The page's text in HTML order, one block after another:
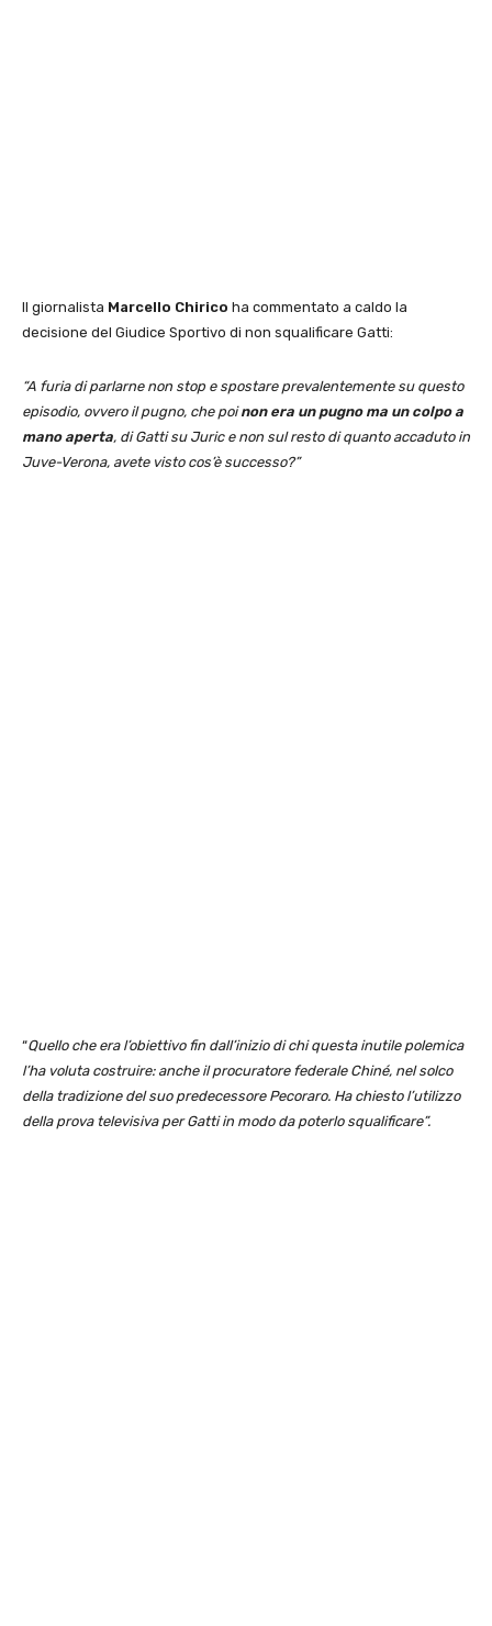
Il giornalista Marcello Chirico ha commentato a caldo la
decisione del Giudice Sportivo di non squalificare Gatti:
“A furia di parlarne non stop e spostare prevalentemente su questo
episodio, ovvero il pugno, che poinon era un pugno ma un colpo a
mano aperta, di Gatti su Juric e non sul resto di quanto accaduto in
Juve-Verona, avete visto cos’è successo?”
“Quello che era l’obiettivo fin dall’inizio di chi questa inutile polemica
l’ha voluta costruire: anche il procuratore federale Chiné, nel solco
della tradizione del suo predecessore Pecoraro. Ha chiesto l’utilizzo
della prova televisiva per Gatti in modo da poterlo squalificare”.